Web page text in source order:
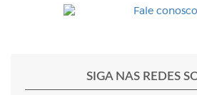
SIGA NAS REDES